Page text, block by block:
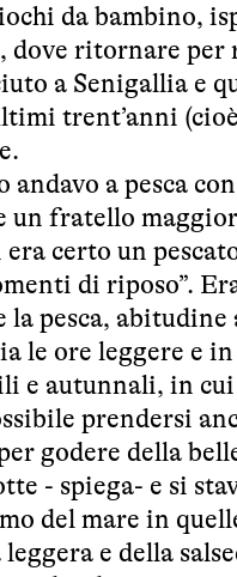
da bambino,
dove ritornare
a Senigallia e
trent’anni
andavo a pesca
un fratello
certo un
di riposo”.
la pesca,
le ore leggere e
e autunnali, in
prendersi
godere della
- spiega- e si
del mare in
e della